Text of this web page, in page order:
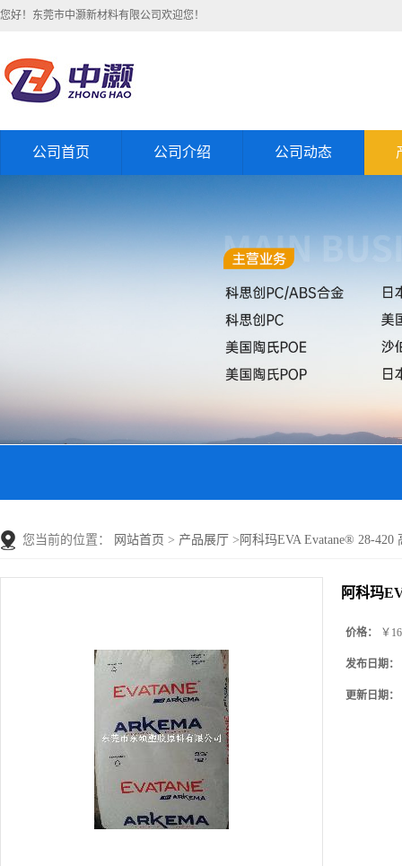
您好！东莞市中灏新材料有限公司欢迎您！
公司首页 公司介绍 公司动态
您当前的位置： 网站首页 > 产品展厅 > 阿科玛EVA Evatane® 28-
阿科玛
价格： ￥
发布日期：
更新日期：